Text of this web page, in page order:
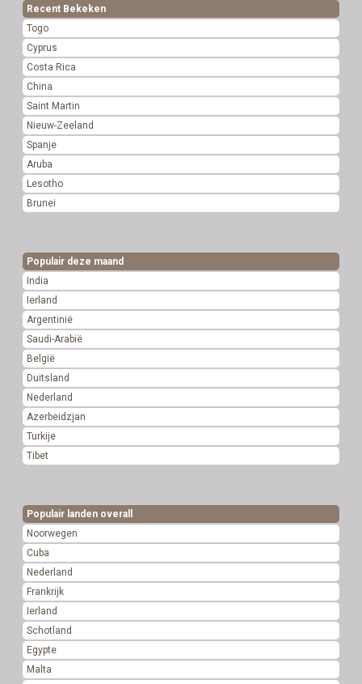
Recent Bekeken
Togo
Cyprus
Costa Rica
China
Saint Martin
Nieuw-Zeeland
Spanje
Aruba
Lesotho
Brunei
Populair deze maand
India
Ierland
Argentinië
Saudi-Arabië
België
Duitsland
Nederland
Azerbeidzjan
Turkije
Tibet
Populair landen overall
Noorwegen
Cuba
Nederland
Frankrijk
Ierland
Schotland
Egypte
Malta